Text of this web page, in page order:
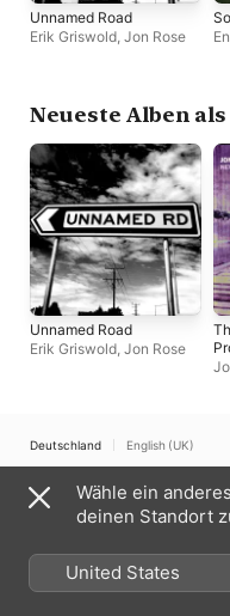
Unnamed Road
Erik Griswold, Jon Rose
Neueste Alben
Unnamed Road
Erik Griswold, Jon Rose
Deutschland English (UK)
Copyright © 2026 Apple Inc. Alle
Nutzungsbedingungen für
Wähle ein
deinen Standort
United States